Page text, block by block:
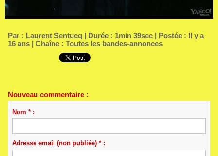
Par : Laurent Sentucq | Durée : 1min 39sec | Postée : Il y a
16 ans | Chaîne : Toutes les bandes-annonces
Nouveau commentaire :
Nom * :
Adresse email (non publiée) * :